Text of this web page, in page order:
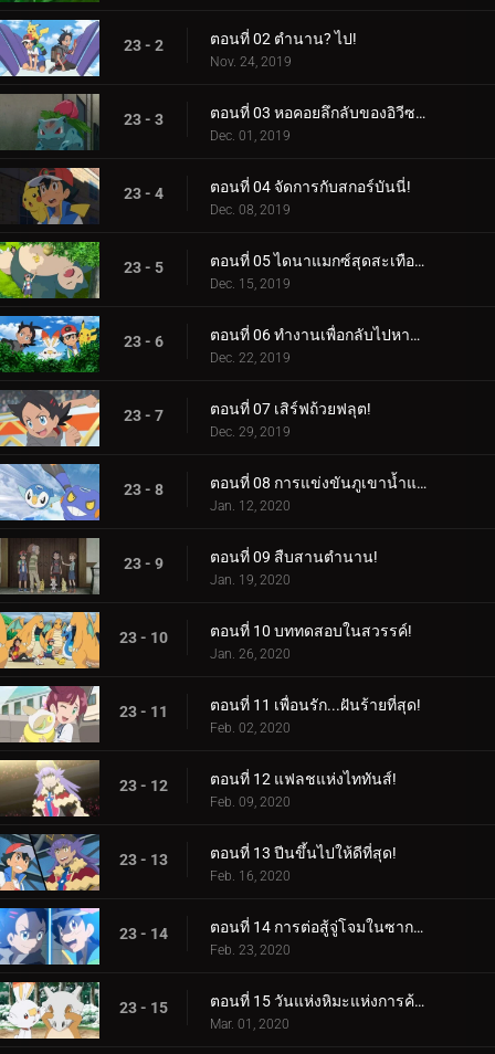
23 - 2 ตอนที่ 02 ตำนาน? ไป!
Nov. 24, 2019
23 - 3 ตอนที่ 03 หอคอยลึกลับของอิวีซอร์!
Dec. 01, 2019
23 - 4 ตอนที่ 04 จัดการกับสกอร์บันนี่!
Dec. 08, 2019
23 - 5 ตอนที่ 05 ไดนาแมกซ์สุดสะเทือนใจ!
Dec. 15, 2019
23 - 6 ตอนที่ 06 ทำงานเพื่อกลับไปหามิว!
Dec. 22, 2019
23 - 7 ตอนที่ 07 เสิร์ฟถ้วยฟลุต!
Dec. 29, 2019
23 - 8 ตอนที่ 08 การแข่งขันภูเขาน้ำแข็งซินโน!
Jan. 12, 2020
23 - 9 ตอนที่ 09 สืบสานตำนาน!
Jan. 19, 2020
23 - 10 ตอนที่ 10 บททดสอบในสวรรค์!
Jan. 26, 2020
23 - 11 ตอนที่ 11 เพื่อนรัก...ฝันร้ายที่สุด!
Feb. 02, 2020
23 - 12 ตอนที่ 12 แฟลชแห่งไททันส์!
Feb. 09, 2020
23 - 13 ตอนที่ 13 ปีนขึ้นไปให้ดีที่สุด!
Feb. 16, 2020
23 - 14 ตอนที่ 14 การต่อสู้จู่โจมในซากปรักหักพัง!
Feb. 23, 2020
23 - 15 ตอนที่ 15 วันแห่งหิมะแห่งการค้นหา!
Mar. 01, 2020